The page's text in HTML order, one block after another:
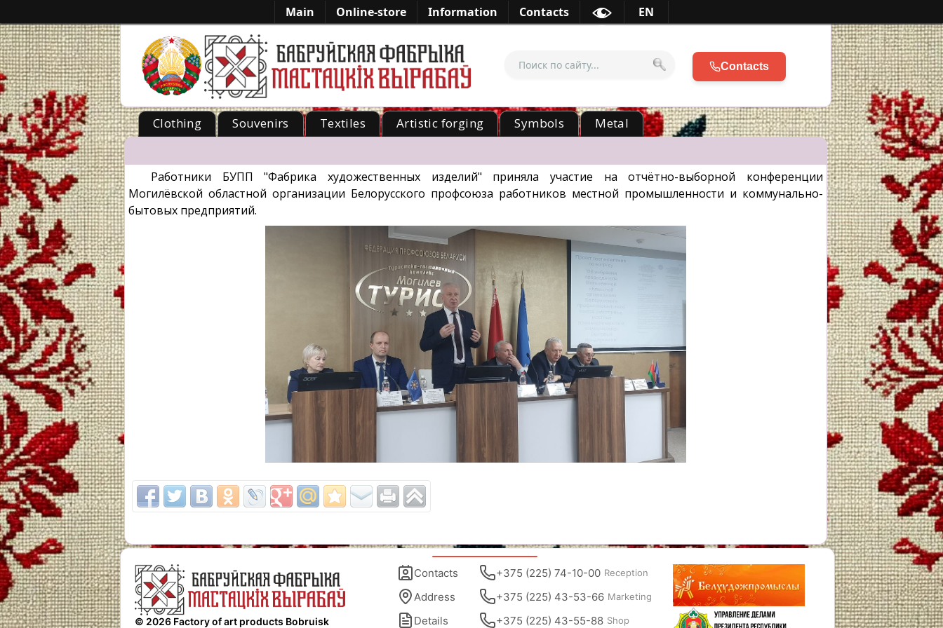
Main Online-store Information Contacts EN
Contacts
Clothing Souvenirs Textiles Artistic forging Symbols Metal
Работники БУПП "Фабрика художественных изделий" приняла участие на отчётно-выборной конференции
Могилёвской областной организации Белорусского профсоюза работников местной промышленности и коммунально-
бытовых предприятий.
© 2026 Factory of art products Bobruisk
Contacts
Address
Details
+375 (225) 74-10-00 Reception
+375 (225) 43-53-66 Marketing
+375 (225) 43-55-88 Shop